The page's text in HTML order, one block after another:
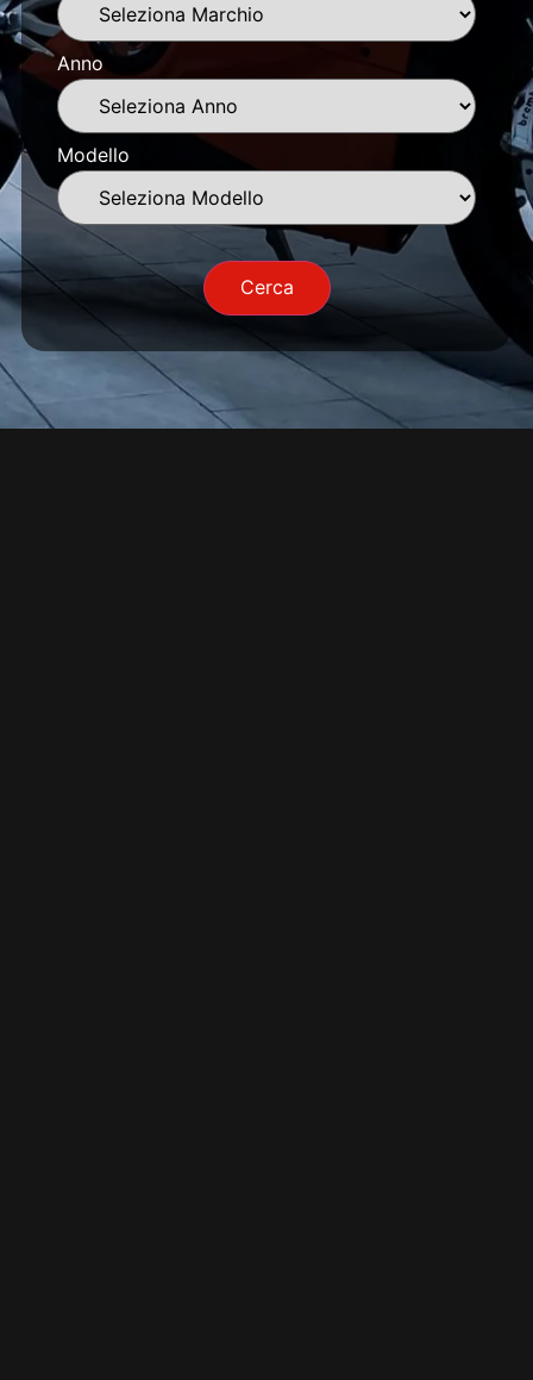
Anno
Modello